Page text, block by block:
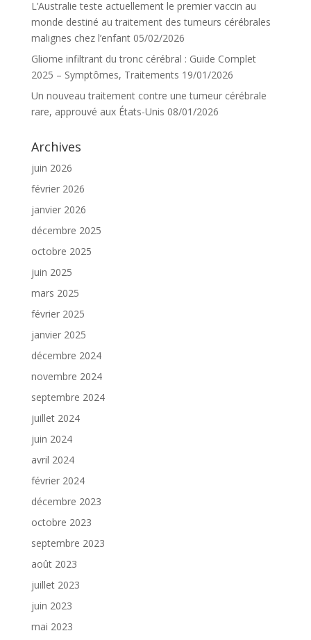
L’Australie teste actuellement le premier vaccin au
monde destiné au traitement des tumeurs cérébrales
malignes chez l’enfant 05/02/2026
Gliome infiltrant du tronc cérébral : Guide Complet
2025 – Symptômes, Traitements 19/01/2026
Un nouveau traitement contre une tumeur cérébrale
rare, approuvé aux États-Unis 08/01/2026
Archives
juin 2026
février 2026
janvier 2026
décembre 2025
octobre 2025
juin 2025
mars 2025
février 2025
janvier 2025
décembre 2024
novembre 2024
septembre 2024
juillet 2024
juin 2024
avril 2024
février 2024
décembre 2023
octobre 2023
septembre 2023
août 2023
juillet 2023
juin 2023
mai 2023